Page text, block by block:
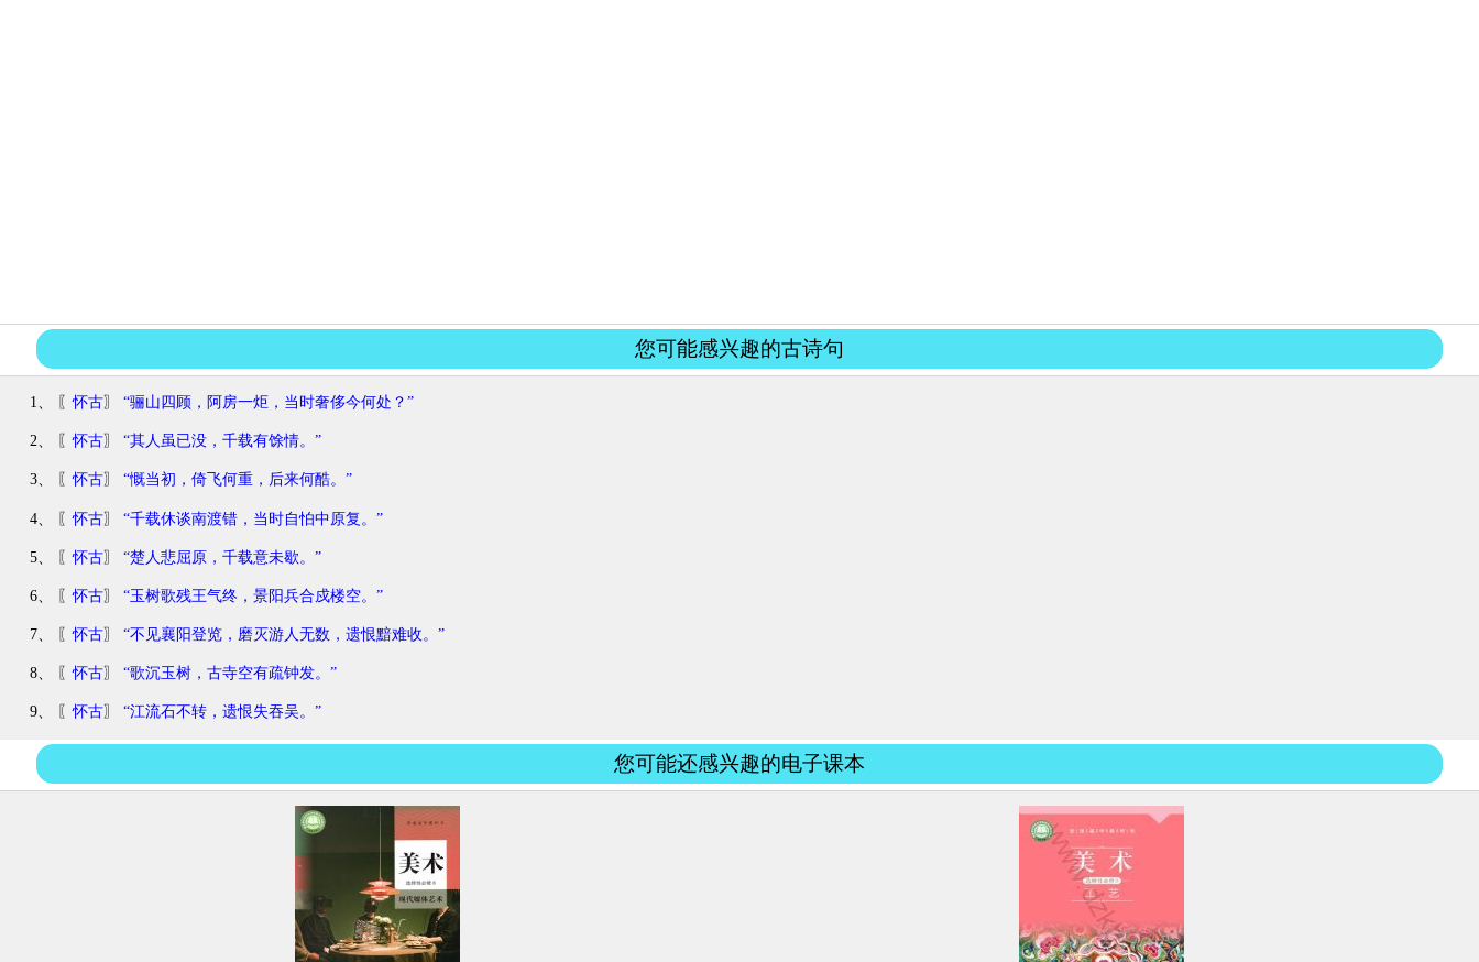
您可能感兴趣的古诗句
1、 〖怀古〗 “骊山四顾，阿房一炬，当时奢侈今何处？”
2、 〖怀古〗 “其人虽已没，千载有馀情。”
3、 〖怀古〗 “慨当初，倚飞何重，后来何酷。”
4、 〖怀古〗 “千载休谈南渡错，当时自怕中原复。”
5、 〖怀古〗 “楚人悲屈原，千载意未歇。”
6、 〖怀古〗 “玉树歌残王气终，景阳兵合戍楼空。”
7、 〖怀古〗 “不见襄阳登览，磨灭游人无数，遗恨黯难收。”
8、 〖怀古〗 “歌沉玉树，古寺空有疏钟发。”
9、 〖怀古〗 “江流石不转，遗恨失吞吴。”
您可能还感兴趣的电子课本